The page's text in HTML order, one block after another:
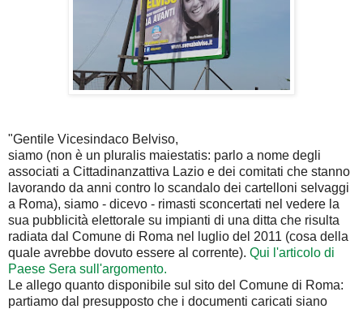
"Gentile Vicesindaco Belviso,
siamo (non è un pluralis maiestatis: parlo a nome degli
associati a Cittadinanzattiva Lazio e dei comitati che stanno
lavorando da anni contro lo scandalo dei cartelloni selvaggi
a Roma), siamo - dicevo - rimasti sconcertati nel vedere la
sua pubblicità elettorale su impianti di una ditta che risulta
radiata dal Comune di Roma nel luglio del 2011 (cosa della
quale avrebbe dovuto essere al corrente). Qui l'articolo di
Paese Sera sull'argomento.
Le allego quanto disponibile sul sito del Comune di Roma:
partiamo dal presupposto che i documenti caricati siano